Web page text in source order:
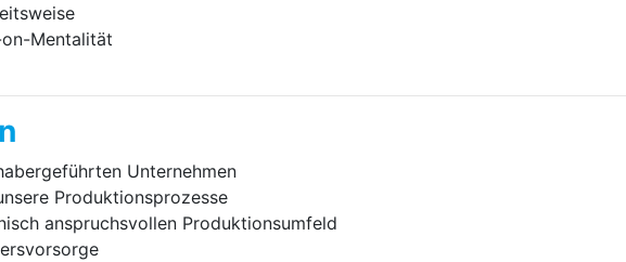
Mentalität
Unternehmen
Produktionsprozesse
anspruchsvollen Produktionsumfeld